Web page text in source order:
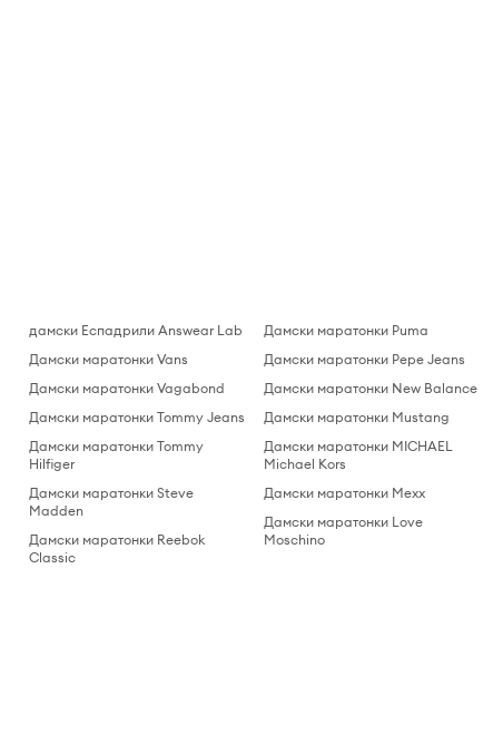
дамски Еспадрили Answear Lab
Дамски маратонки Vans
Дамски маратонки Vagabond
Дамски маратонки Tommy Jeans
Дамски маратонки Tommy
Hilfiger
Дамски маратонки Steve
Madden
Дамски маратонки Reebok
Classic
Дамски маратонки Puma
Дамски маратонки Pepe Jeans
Дамски маратонки New Balance
Дамски маратонки Mustang
Дамски маратонки MICHAEL
Michael Kors
Дамски маратонки Mexx
Дамски маратонки Love
Moschino